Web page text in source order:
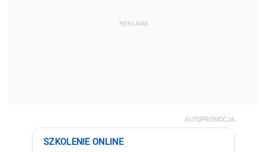
REKLAMA
AUTOPROMOCJA
SZKOLENIE ONLINE